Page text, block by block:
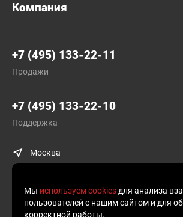
Компания
+7 (495) 133-22-11
Продажи
+7 (495) 133-22-10
Поддержка
Москва
Мы используем cookies для анализа
пользователей с нашим сайтом и для
корректной работы.